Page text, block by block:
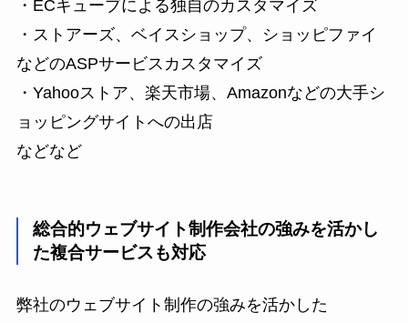
・ECキューブによる独自のカスタマイズ
・ストアーズ、ベイスショップ、ショッピファイ
などのASPサービスカスタマイズ
・Yahooストア、楽天市場、Amazonなどの大手シ
ョッピングサイトへの出店
などなど
総合的ウェブサイト制作会社の強みを活かし
た複合サービスも対応
弊社のウェブサイト制作の強みを活かした